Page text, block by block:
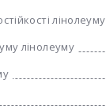
лінолеуму
лінолеуму